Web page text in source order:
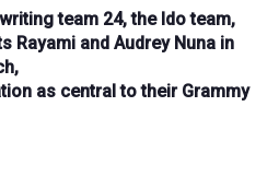
team 24, the Ido team,
Rayami and Audrey Nuna in
as central to their Grammy